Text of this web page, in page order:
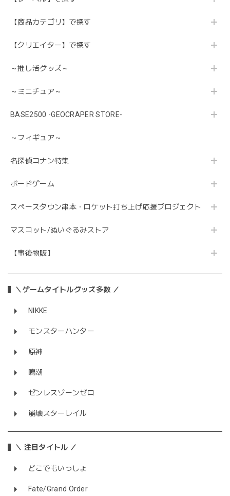
【商品カテゴリ】で探す
【クリエイター】で探す
～推し活グッズ～
～ミニチュア～
BASE2500 -GEOCRAPER STORE-
～フィギュア～
名探偵コナン特集
ボードゲーム
スペースタウン串本・ロケット打ち上げ応援プロジェクト
マスコット/ぬいぐるみストア
【事後物販】
＼ゲームタイトルグッズ多数 ／
NIKKE
モンスターハンター
原神
鳴潮
ゼンレスゾーンゼロ
崩壊スターレイル
＼ 注目タイトル ／
どこでもいっしょ
Fate/Grand Order